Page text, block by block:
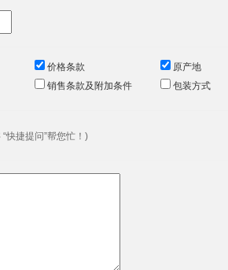
价格条款 原产地
销售条款及附加条件 包装方式
快捷提问”帮您忙！)